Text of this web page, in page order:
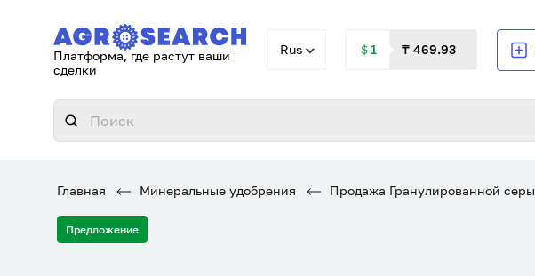
Платформа, где растут ваши
сделки
Rus ＄1 ₸ 469.93
Главная Минеральные удобрения Продажа Гранулированной серы
Предложение